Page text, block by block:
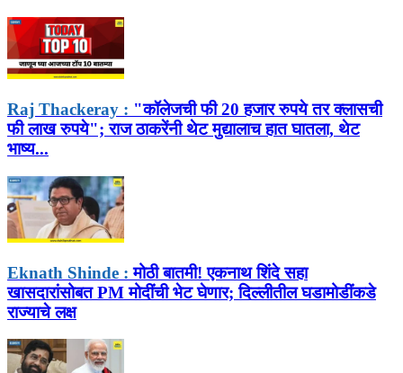
Raj Thackeray : "कॉलेजची फी 20 हजार रुपये तर क्लासची
फी लाख रुपये"; राज ठाकरेंनी थेट मुद्यालाच हात घातला, थेट
भाष्य...
Eknath Shinde : मोठी बातमी! एकनाथ शिंदे सहा
खासदारांसोबत PM मोदींची भेट घेणार; दिल्लीतील घडामोडींकडे
राज्याचे लक्ष